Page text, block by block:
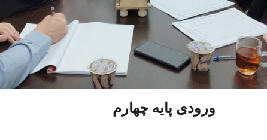
ورودی پایه چهارم